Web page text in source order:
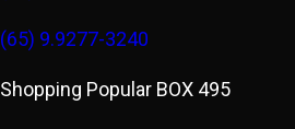
(65) 9.9277-3240
Shopping Popular BOX 495